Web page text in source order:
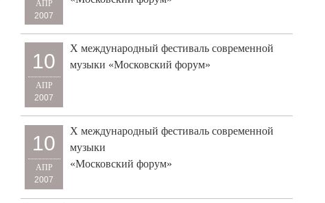
АПР
2007
10
АПР
2007
X международный фестиваль современной
музыки «Московский форум»
10
АПР
2007
X международный фестиваль современной
музыки
«Московский форум»